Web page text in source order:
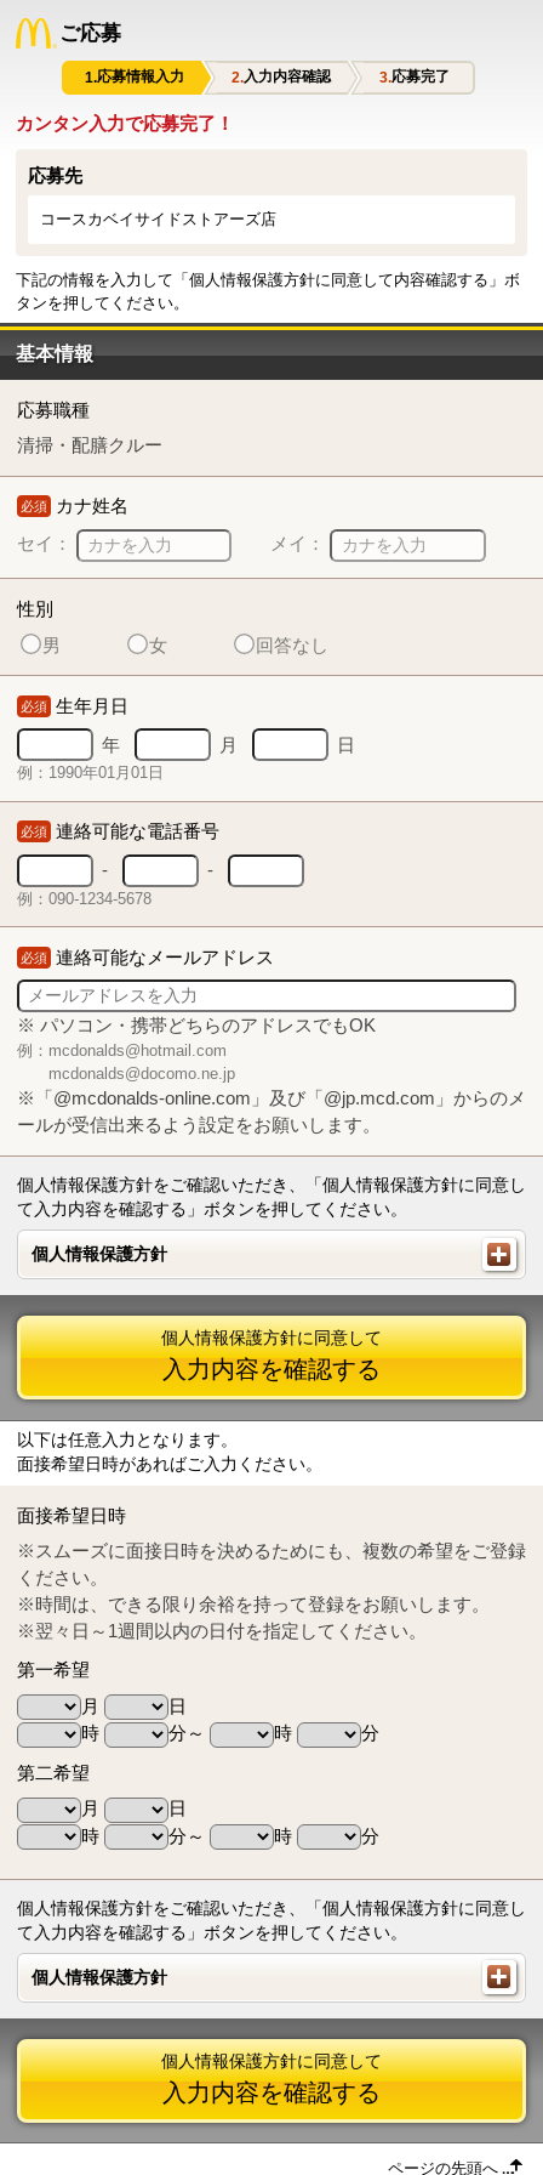
ご応募
応募情報入力 入力内容確認 応募完了
カンタン入力で応募完了！
応募先
コースカベイサイドストアーズ店
下記の情報を入力して「個人情報保護方針に同意して内容確認する」ボ
タンを押してください。
基本情報
応募職種
清掃・配膳クルー
必須 カナ姓名
セイ：
メイ：
性別
男
女 回答なし
必須 生年月日
年
月 日
例：1990年01月01日
必須 連絡可能な電話番号
-
-
例：090-1234-5678
必須 連絡可能なメールアドレス
※ パソコン・携帯どちらのアドレスでもOK
例：mcdonalds@hotmail.com
mcdonalds@docomo.ne.jp
※「@mcdonalds-online.com」及び「@jp.mcd.com」からのメ
ールが受信出来るよう設定をお願いします。
個人情報保護方針をご確認いただき、「個人情報保護方針に同意し
て入力内容を確認する」ボタンを押してください。
個人情報保護方針
個人情報保護方針
Tel
0570-55-0314
個人情報保護方針に同意して
入力内容を確認する
以下は任意入力となります。
面接希望日時があればご入力ください。
面接希望日時
※スムーズに面接日時を決めるためにも、複数の希望をご登録
ください。
※時間は、できる限り余裕を持って登録をお願いします。
※翌々日～1週間以内の日付を指定してください。
第一希望
月
日
時
分～ 時
分
第二希望
月
日
時
分～ 時 分
個人情報保護方針をご確認いただき、「個人情報保護方針に同意し
て入力内容を確認する」ボタンを押してください。
個人情報保護方針
個人情報保護方針
個人情報保護方針に同意して
入力内容を確認する
ページの先頭へ